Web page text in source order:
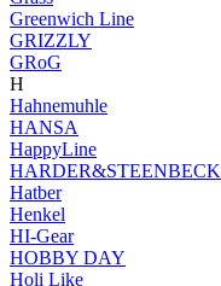
Greenwich Line
GRIZZLY
GRoG
H
Hahnemuhle
HANSA
HappyLine
HARDER&STEENBECK
Hatber
Henkel
HI-Gear
HOBBY DAY
Holi Like